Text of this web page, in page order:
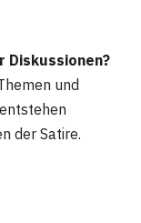
Diskussionen?
und
der Satire.